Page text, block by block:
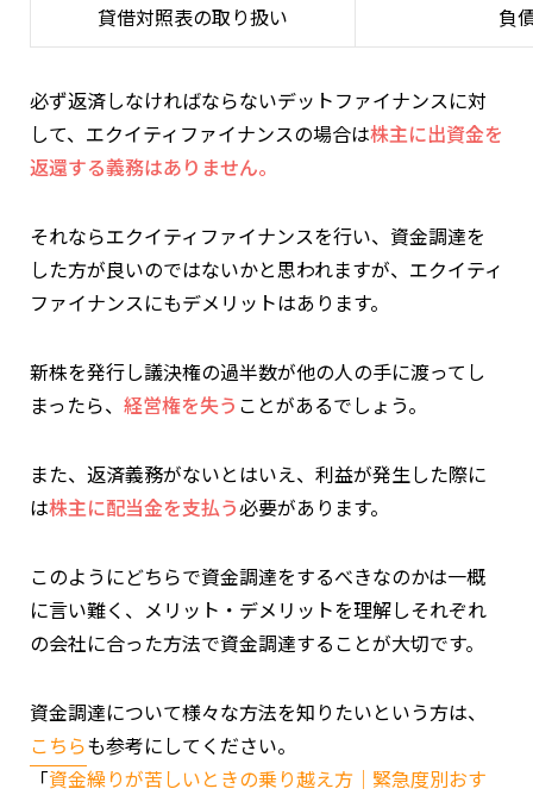
貸借対照表の取り扱い 負
必ず返済しなければならないデットファイナンスに対
して、エクイティファイナンスの場合は株主に出資金を
返還する義務はありません。
それならエクイティファイナンスを行い、資金調達を
した方が良いのではないかと思われますが、エクイティ
ファイナンスにもデメリットはあります。
新株を発行し議決権の過半数が他の人の手に渡ってし
まったら、 経営権を失う ことがあるでしょう。
また、返済義務がないとはいえ、利益が発生した際に
は株主に配当金を支払う必要があります。
このようにどちらで資金調達をするべきなのかは一概
に言い難く、メリット・デメリットを理解しそれぞれ
の会社に合った方法で資金調達することが大切です。
資金調達について様々な方法を知りたいという方は、
こちらも参考にしてください。
「資金繰りが苦しいときの乗り越え方｜緊急度別おす